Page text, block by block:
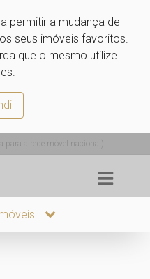
permitir a mudança de
seus imóveis favoritos.
que o mesmo utilize
para a rede móvel nacional)